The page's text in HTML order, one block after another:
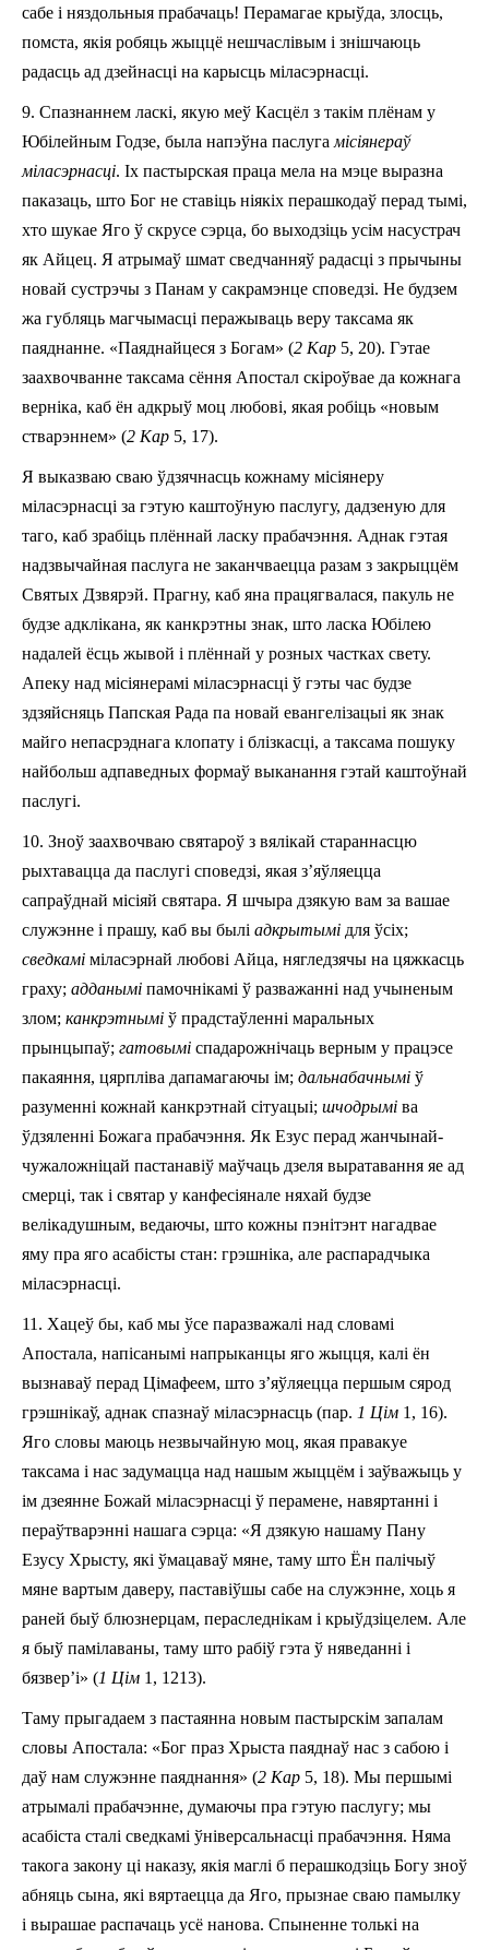
сабе і няздольныя прабачаць! Перамагае крыўда, злосць,
помста, якія робяць жыццё нешчаслівым і знішчаюць
радасць ад дзейнасці на карысць міласэрнасці.
9. Спазнаннем ласкі, якую меў Касцёл з такім плёнам у
Юбілейным Годзе, была напэўна паслуга місіянераў
міласэрнасці. Іх пастырская праца мела на мэце выразна
паказаць, што Бог не ставіць ніякіх перашкодаў перад тымі,
хто шукае Яго ў скрусе сэрца, бо выходзіць усім насустрач
як Айцец. Я атрымаў шмат сведчанняў радасці з прычыны
новай сустрэчы з Панам у сакрамэнце споведзі. Не будзем
жа губляць магчымасці перажываць веру таксама як
паяднанне. «Паяднайцеся з Богам» (2 Кар 5, 20). Гэтае
заахвочванне таксама сёння Апостал скіроўвае да кожнага
верніка, каб ён адкрыў моц любові, якая робіць «новым
стварэннем» (2 Кар 5, 17).
Я выказваю сваю ўдзячнасць кожнаму місіянеру
міласэрнасці за гэтую каштоўную паслугу, дадзеную для
таго, каб зрабіць плённай ласку прабачэння. Аднак гэтая
надзвычайная паслуга не заканчваецца разам з закрыццём
Святых Дзвярэй. Прагну, каб яна працягвалася, пакуль не
будзе адклікана, як канкрэтны знак, што ласка Юбілею
надалей ёсць жывой і плённай у розных частках свету.
Апеку над місіянерамі міласэрнасці ў гэты час будзе
здзяйсняць Папская Рада па новай евангелізацыі як знак
майго непасрэднага клопату i блізкасці, а таксама пошуку
найбольш адпаведных формаў выканання гэтай каштоўнай
паслугі.
10. Зноў заахвочваю святароў з вялікай стараннасцю
рыхтавацца да паслугі споведзі, якая з’яўляецца
сапраўднай місіяй святара. Я шчыра дзякую вам за вашае
служэнне і прашу, каб вы былі адкрытымі для ўсіх;
сведкамі міласэрнай любові Айца, нягледзячы на цяжкасць
граху; адданымі памочнікамі ў разважанні над учыненым
злом; канкрэтнымі ў прадстаўленні маральных
прынцыпаў; гатовымі спадарожнічаць верным у працэсе
пакаяння, цярпліва дапамагаючы ім; дальнабачнымі ў
разуменні кожнай канкрэтнай сітуацыі; шчодрымі ва
ўдзяленні Божага прабачэння. Як Езус перад жанчынай­
чужаложніцай пастанавіў маўчаць дзеля выратавання яе ад
смерці, так і святар у канфесіянале няхай будзе
велікадушным, ведаючы, што кожны пэнітэнт нагадвае
яму пра яго асабісты стан: грэшніка, але распарадчыка
міласэрнасці.
11. Хацеў бы, каб мы ўсе паразважалі над словамі
Апостала, напісанымі напрыканцы яго жыцця, калі ён
вызнаваў перад Цімафеем, што з’яўляецца першым сярод
грэшнікаў, аднак спазнаў міласэрнасць (пар. 1 Цім 1, 16).
Яго словы маюць незвычайную моц, якая правакуе
таксама і нас задумацца над нашым жыццём i заўважыць у
ім дзеянне Божай міласэрнасці ў перамене, навяртанні i
пераўтварэнні нашага сэрца: «Я дзякую нашаму Пану
Езусу Хрысту, які ўмацаваў мяне, таму што Ён палічыў
мяне вартым даверу, паставіўшы сабе на служэнне, хоць я
раней быў блюзнерцам, пераследнікам і крыўдзіцелем. Але
я быў памілаваны, таму што рабіў гэта ў няведанні і
бязвер’і» (1 Цім 1, 12­13).
Таму прыгадаем з пастаянна новым пастырскім запалам
словы Апостала: «Бог праз Хрыста паяднаў нас з сабою і
даў нам служэнне паяднання» (2 Кар 5, 18). Мы першымі
атрымалі прабачэнне, думаючы пра гэтую паслугу; мы
асабіста сталі сведкамі ўніверсальнасці прабачэння. Няма
такога закону ці наказу, якія маглі б перашкодзіць Богу зноў
абняць сына, які вяртаецца да Яго, прызнае сваю памылку
і вырашае распачаць усё нанова. Спыненне толькі на